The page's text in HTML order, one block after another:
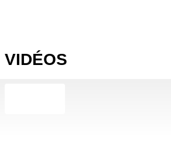
VIDÉOS